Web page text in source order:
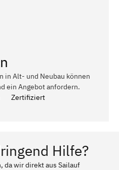
in Alt- und Neubau können
ein Angebot anfordern.
Zertifiziert
Hilfe?
da wir direkt aus Sailauf